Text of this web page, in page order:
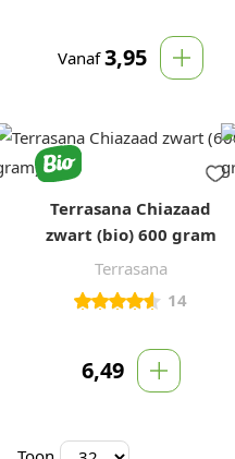
Vanaf 3,95
Terrasana Chiazaad
zwart (bio) 600 gram
Terrasana
14
6,49